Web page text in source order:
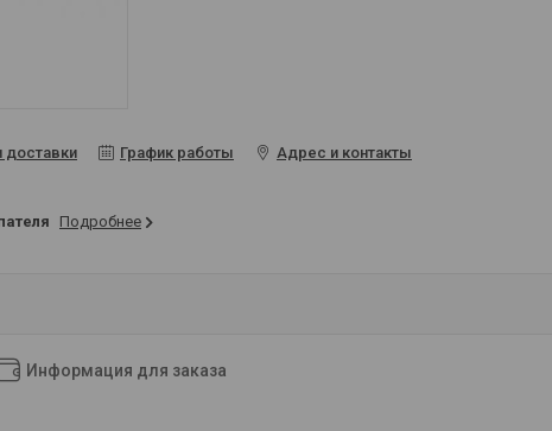
доставки График работы Адрес и контакты
Подробнее
Информация для заказа